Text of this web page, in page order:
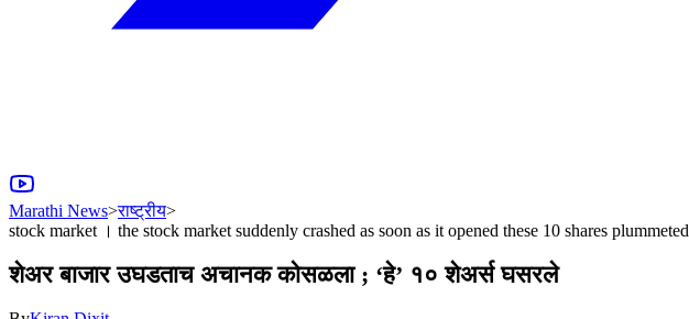
Marathi News>राष्ट्रीय>
stock market । the stock market suddenly crashed as soon as it opened these 10 shares plummeted
शेअर बाजार उघडताच अचानक कोसळला ; ‘हे’ १० शेअर्स घसरले